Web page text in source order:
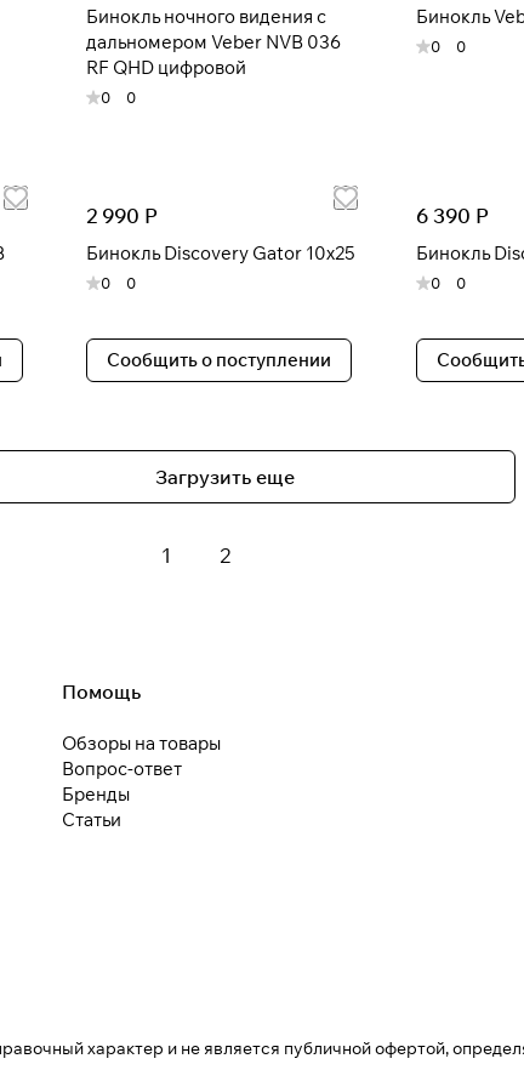
Бинокль ночного видения с
дальномером Veber NVB 036
RF QHD цифровой
0 0
Бинокль
0 0
2 990 Р
Бинокль Discovery Gator 10x25
0 0
Сообщить о поступлении
6 390 Р
Бинокль
0 0
Загрузить еще
1 2
Получайте товарвыбранный способом
* При оплате черезПЛАЙТскидки по купонам не
применяются.
Помощь
Обзоры на товары
Вопрос-ответ
Бренды
Статьи
характер и не является публичной офертой,